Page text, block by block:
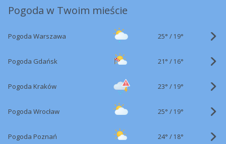
Pogoda w Twoim mieście
Pogoda Warszawa 25° / 19°
Pogoda Gdańsk 21° / 16°
Pogoda Kraków 23° / 19°
Pogoda Wrocław 25° / 19°
Pogoda Poznań 24° / 18°